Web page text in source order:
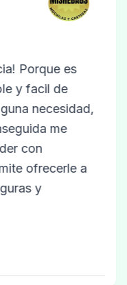
Porque es
y facil de
necesidad,
me
con
ofrecerle a
y